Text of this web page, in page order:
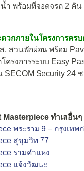
ำ พร้อมที่จอดจรถ 2 คัน
วกภายในโครงการคร
, สวนพักผ่อน พร้อม
โครงการระบบ Easy
SECOM Security 24 ช
Masterpiece ทำเลอื่น
พระราม 9 – กรุงเทพ
สุขุมวิท 77
รามคำแหง
แจ้งวัฒนะ